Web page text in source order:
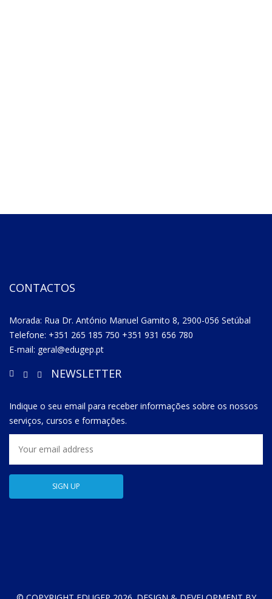
CONTACTOS
Morada: Rua Dr. António Manuel Gamito 8, 2900-056 Setúbal
Telefone: +351 265 185 750 +351 931 656 780
E-mail: geral@edugep.pt
NEWSLETTER
Indique o seu email para receber informações sobre os nossos
serviços, cursos e formações.